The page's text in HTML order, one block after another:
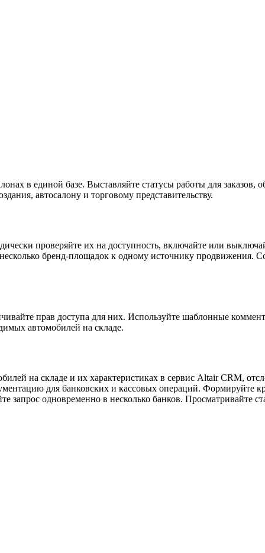
в единой базе. Выставляйте статусы работы для заказов,
автосалону и торговому представительству.
проверяйте их на доступность, включайте или
бренд-площадок к одному источнику продвижения.
прав доступа для них. Используйте шаблонные
автомобилей на складе.
на складе и их характеристиках в сервис Altair CRM,
для банковских и кассовых операций. Формируйте
запрос одновременно в несколько банков. Просматривайте